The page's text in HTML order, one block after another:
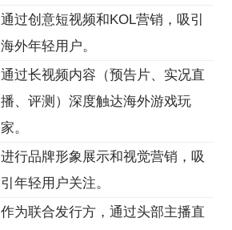
通过创意短视频和KOL营销，吸引
海外年轻用户。
通过长视频内容（预告片、实况直
播、评测）深度触达海外游戏玩
家。
进行品牌形象展示和视觉营销，吸
引年轻用户关注。
作为联合发行方，通过头部主播直